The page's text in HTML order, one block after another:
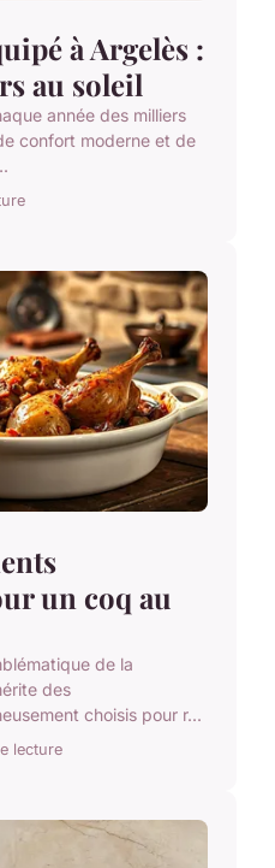
à Argelès :
au soleil
année des milliers
confort moderne et de
un coq au
de la
des
choisis pour r...
lecture